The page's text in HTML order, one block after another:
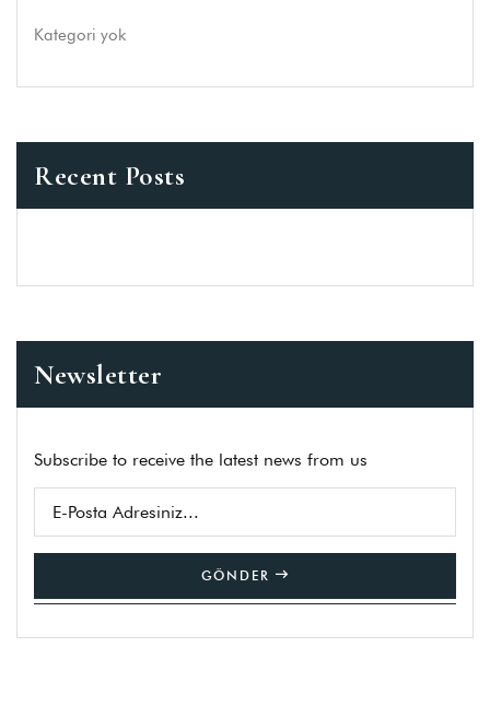
Kategori yok
Recent Posts
Newsletter
Subscribe to receive the latest news from us
GÖNDER